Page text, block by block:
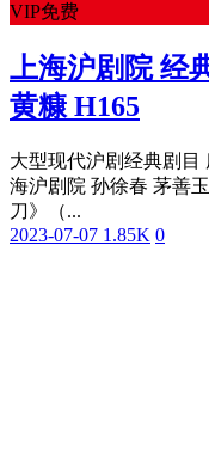
VIP免费
上海沪剧院 经
黄糠 H165
大型现代沪剧经典剧目
海沪剧院 孙徐春 茅善
刀》（...
2023-07-07 1.85K 0